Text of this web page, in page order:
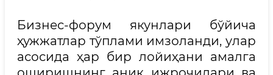
Бизнес-форум якунлари бўйича
ҳужжатлар тўплами имзоланди, улар
асосида ҳар бир лойиҳани амалга